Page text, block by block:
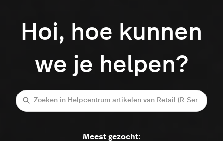
Hoi, hoe kunnen
we je helpen?
Zoeken
Meest gezocht: